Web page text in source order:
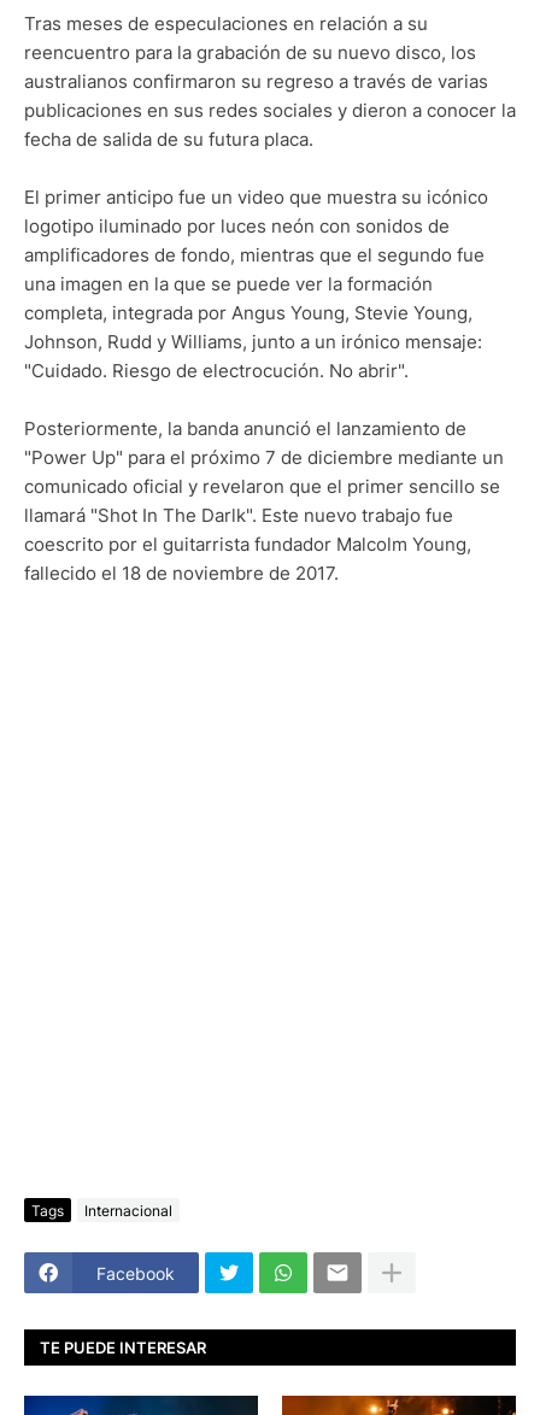
Tras meses de especulaciones en relación a su
reencuentro para la grabación de su nuevo disco, los
australianos confirmaron su regreso a través de varias
publicaciones en sus redes sociales y dieron a conocer la
fecha de salida de su futura placa.
El primer anticipo fue un video que muestra su icónico
logotipo iluminado por luces neón con sonidos de
amplificadores de fondo, mientras que el segundo fue
una imagen en la que se puede ver la formación
completa, integrada por Angus Young, Stevie Young,
Johnson, Rudd y Williams, junto a un irónico mensaje:
"Cuidado. Riesgo de electrocución. No abrir".
Posteriormente, la banda anunció el lanzamiento de
"Power Up" para el próximo 7 de diciembre mediante un
comunicado oficial y revelaron que el primer sencillo se
llamará "Shot In The Darlk". Este nuevo trabajo fue
coescrito por el guitarrista fundador Malcolm Young,
fallecido el 18 de noviembre de 2017.
Tags Internacional
Facebook
TE PUEDE INTERESAR